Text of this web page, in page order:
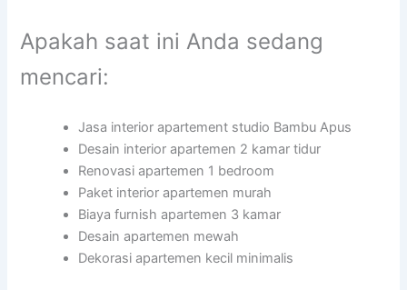
Apakah saat ini Anda sedang
mencari:
Jasa interior apartement studio Bambu Apus
Desain interior apartemen 2 kamar tidur
Renovasi apartemen 1 bedroom
Paket interior apartemen murah
Biaya furnish apartemen 3 kamar
Desain apartemen mewah
Dekorasi apartemen kecil minimalis